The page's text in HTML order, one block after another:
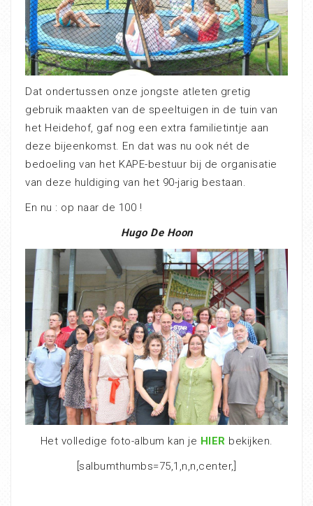
Dat ondertussen onze jongste atleten gretig
gebruik maakten van de speeltuigen in de tuin van
het Heidehof, gaf nog een extra familietintje aan
deze bijeenkomst. En dat was nu ook nét de
bedoeling van het KAPE-bestuur bij de organisatie
van deze huldiging van het 90-jarig bestaan.
En nu : op naar de 100 !
Hugo De Hoon
Het volledige foto-album kan je HIER bekijken.
[salbumthumbs=75,1,n,n,center,]